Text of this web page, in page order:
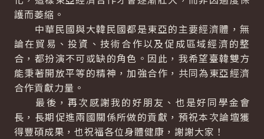
護而萎縮。
中華民國與大韓民國都是東亞的主要經濟體，無
論在貿易、投資、技術合作以及促成區域經濟的整
合，都扮演不可或缺的角色。因此，我希望臺韓雙方
能秉著開放平等的精神，加強合作，共同為東亞經濟
合作貢獻力量。
最後，再次感謝我的好朋友、也是好同學金會
長，長期促進兩國關係所做的貢獻，預祝本次論壇獲
得豐碩成果，也祝福各位身體健康，謝謝大家！